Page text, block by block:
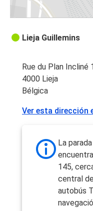
Lieja Guillemins
Rue du Plan Incliné
4000 Lieja
Bélgica
Ver esta dirección
La
145,
central
autobús